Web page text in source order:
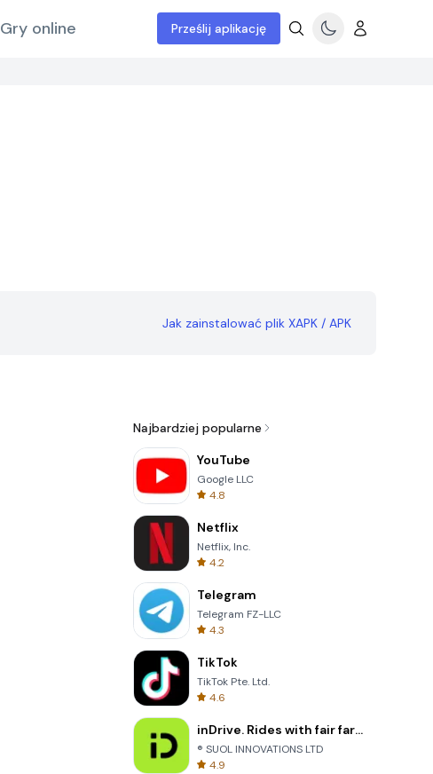
Gry online Prześlij aplikację
Jak zainstalować plik XAPK / APK
Najbardziej popularne
YouTube
Google LLC
4.8
Netflix
Netflix, Inc.
4.2
Telegram
Telegram FZ-LLC
4.3
TikTok
TikTok Pte. Ltd.
4.6
inDrive. Rides with fair fares
® SUOL INNOVATIONS LTD
4.9